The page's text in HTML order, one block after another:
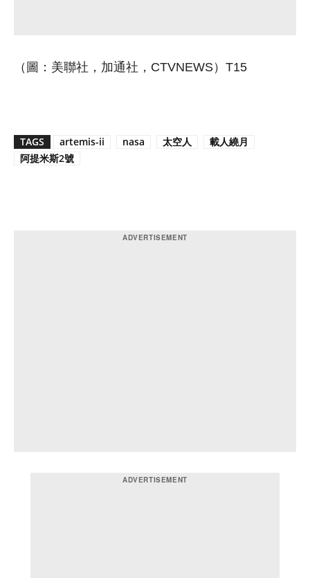
（圖：美聯社，加通社，CTVNEWS）T15
TAGS artemis-ii nasa 太空人
載人繞月
阿提米斯2號